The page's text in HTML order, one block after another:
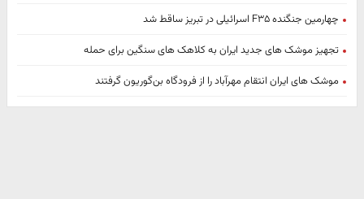
چهارمین جنگنده F۳۵ اسرائیلی در تبریز ساقط شد
تجهیز موشک های جدید ایران به کلاهک های سنگین برای حمله
موشک های ایران انتقام مهرآباد را از فرودگاه بن‌گوریون گرفتند